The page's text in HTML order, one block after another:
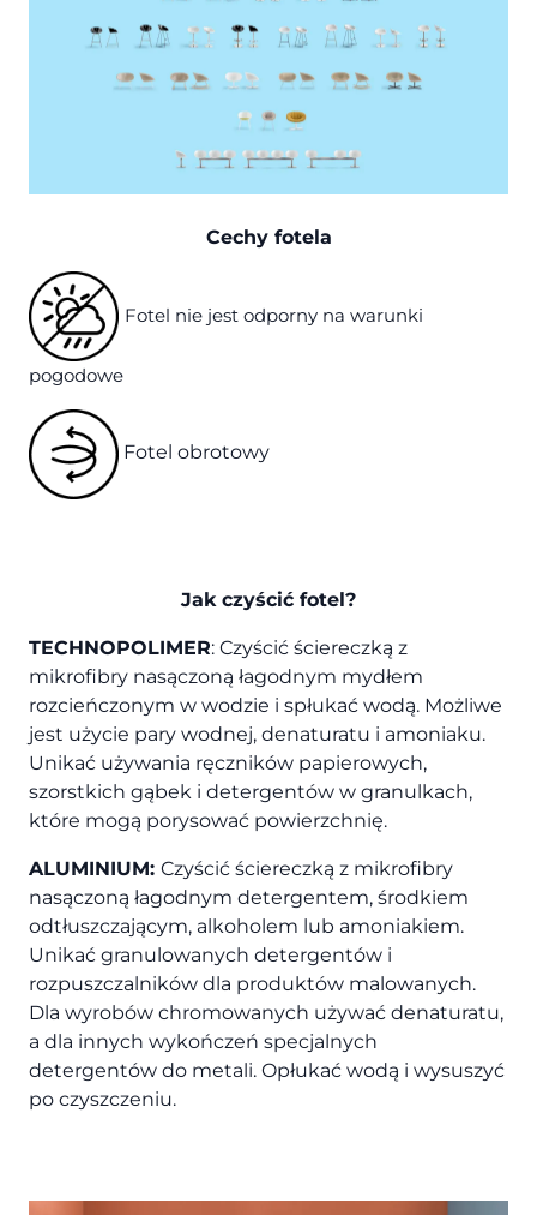
Cechy fotela
Fotel nie jest odporny na warunki
pogodowe
Fotel obrotowy
Jak czyścić fotel?
TECHNOPOLIMER: Czyścić ściereczką z
mikrofibry nasączoną łagodnym mydłem
rozcieńczonym w wodzie i spłukać wodą. Możliwe
jest użycie pary wodnej, denaturatu i amoniaku.
Unikać używania ręczników papierowych,
szorstkich gąbek i detergentów w granulkach,
które mogą porysować powierzchnię.
ALUMINIUM: Czyścić ściereczką z mikrofibry
nasączoną łagodnym detergentem, środkiem
odtłuszczającym, alkoholem lub amoniakiem.
Unikać granulowanych detergentów i
rozpuszczalników dla produktów malowanych.
Dla wyrobów chromowanych używać denaturatu,
a dla innych wykończeń specjalnych
detergentów do metali. Opłukać wodą i wysuszyć
po czyszczeniu.